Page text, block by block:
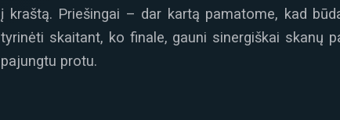
į kraštą. Priešingai – dar kartą pamatome, kad
tyrinėti skaitant, ko finale, gauni sinergiškai skanų
pajungtu protu.